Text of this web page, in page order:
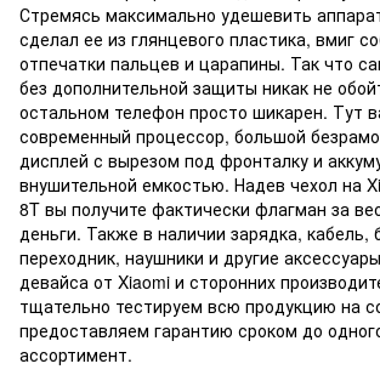
Стремясь максимально удешевить
сделал ее из глянцевого пластика, вмиг
отпечатки пальцев и царапины. Так что
без дополнительной защиты никак не
остальном телефон просто шикарен. Тут
современный процессор, большой
дисплей с вырезом под фронталку и
внушительной емкостью. Надев чехол на
8T вы получите фактически флагман за
деньги. Также в наличии зарядка, кабель,
переходник, наушники и другие
девайса от Xiaomi и сторонних
тщательно тестируем всю продукцию на
предоставляем гарантию сроком до
ассортимент.